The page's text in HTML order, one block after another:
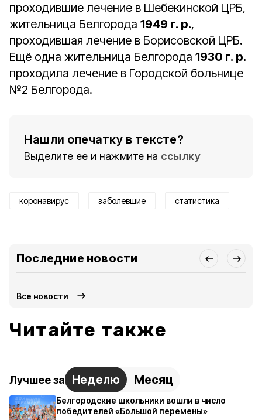
проходившие лечение в Шебекинской ЦРБ,
жительница Белгорода 1949 г. р.,
проходившая лечение в Борисовской ЦРБ.
Ещё одна жительница Белгорода 1930 г. р.
проходила лечение в Городской больнице
№2 Белгорода.
Нашли опечатку в тексте?
Выделите ее и нажмите на ссылку
коронавирус заболевшие статистика
Последние новости
Все новости
Читайте также
Лучшее за Неделю Месяц
Белгородские школьники вошли в число
победителей «Большой перемены»